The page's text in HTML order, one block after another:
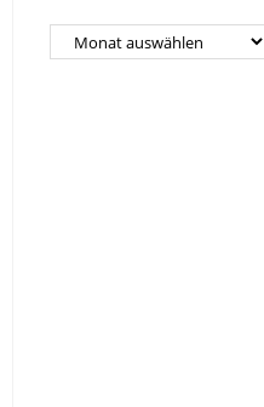
Archiv